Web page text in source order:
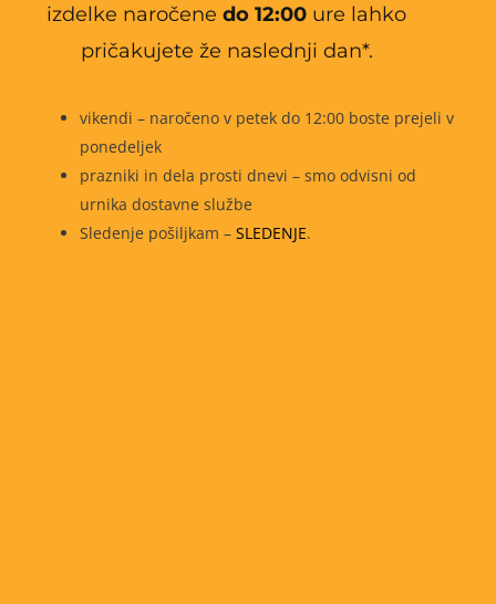
izdelke naročenedo 12:00 ure lahko
pričakujete že naslednji dan*.
vikendi – naročeno v petek do 12:00 boste prejeli v
ponedeljek
prazniki in dela prosti dnevi – smo odvisni od
urnika dostavne službe
Sledenje pošiljkam – SLEDENJE.